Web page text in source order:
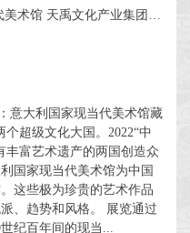
大利国家现当代美术馆藏
超级文化大国。2022“中
丰富艺术遗产的两国创造众
国家现当代美术馆为中国
这些极为珍贵的艺术作品
、趋势和风格。 展览通过
纪百年间的现当...